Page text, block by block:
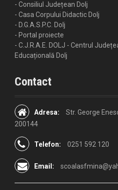
- Consiliul Județean Dolj
- Casa Corpului Didactic Dolj
- D.G.A.S.P.C. Dolj
- Portal proiecte
- C.J.R.A.E. DOLJ - Centrul
Educațională Dolj
Contact
Adresa:
Str. George
200144
Telefon: 0251 592 120
Email: